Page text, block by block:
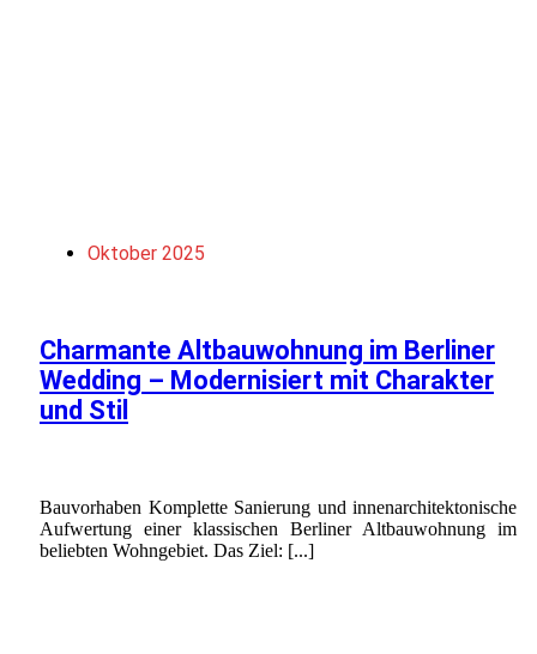
Oktober 2025
Charmante Altbauwohnung im Berliner
Wedding – Modernisiert mit Charakter
und Stil
Bauvorhaben Komplette Sanierung und innenarchitektonische
Aufwertung einer klassischen Berliner Altbauwohnung im
beliebten Wohngebiet. Das Ziel: [...]